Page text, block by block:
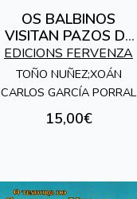
OS BALBINOS
VISITAN PAZOS DE
GALICIA
EDICIONS FERVENZA
TOÑO NUÑEZ;XOÁN
CARLOS GARCÍA PORRAL
15,00€